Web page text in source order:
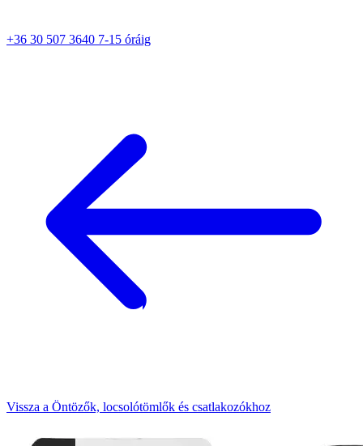
+36 30 507 3640 7-15 óráig
Vissza a Öntözők, locsolótömlők és csatlakozókhoz